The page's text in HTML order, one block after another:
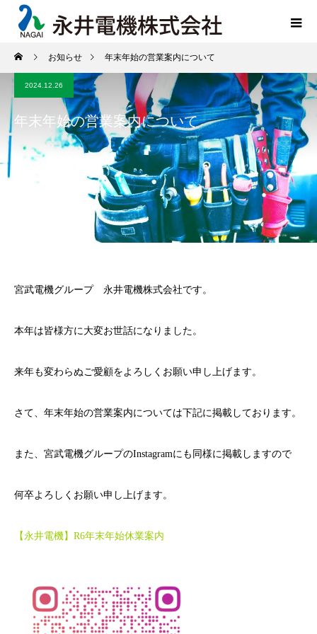
お知らせ 年末年始の営業案内について
2024.12.26
年末年始の営業案内について
宮武電機グループ 永井電機株式会社です。
本年は皆様方に大変お世話になりました。
来年も変わらぬご愛顧をよろしくお願い申し上げます。
さて、年末年始の営業案内については下記に掲載しております。
また、宮武電機グループのInstagramにも同様に掲載しますので
何卒よろしくお願い申し上げます。
【永井電機】R6年末年始休業案内